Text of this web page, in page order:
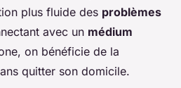
plus fluide des problèmes
avec un médium
on bénéficie de la
quitter son domicile.